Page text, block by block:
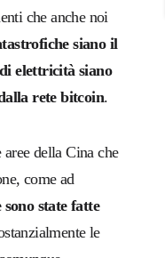
che anche noi
siano il
elettricità siano
rete bitcoin.
della Cina che
come ad
state fatte
le